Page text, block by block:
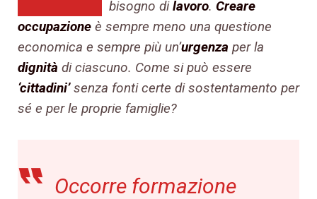
bisogno dilavoro. Creare
occupazione è sempre meno una questione
economica e sempre più un’urgenza per la
dignità di ciascuno. Come si può essere
‘cittadini’senza fonti certe di sostentamento per
sé e per le proprie famiglie?
Occorre formazione